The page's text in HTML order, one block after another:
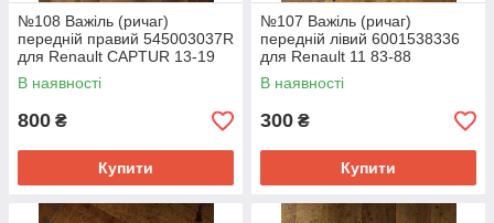
№108 Важіль (ричаг)
передній правий 545003037R
для Renault CAPTUR 13-19
В наявності
800 ₴
Купити
№107 Важіль (ричаг)
передній лівий 6001538336
для Renault 11 83-88
В наявності
300 ₴
Купити